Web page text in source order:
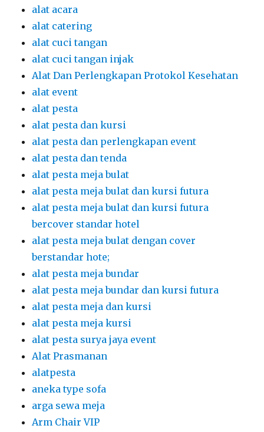
alat acara
alat catering
alat cuci tangan
alat cuci tangan injak
Alat Dan Perlengkapan Protokol Kesehatan
alat event
alat pesta
alat pesta dan kursi
alat pesta dan perlengkapan event
alat pesta dan tenda
alat pesta meja bulat
alat pesta meja bulat dan kursi futura
alat pesta meja bulat dan kursi futura
bercover standar hotel
alat pesta meja bulat dengan cover
berstandar hote;
alat pesta meja bundar
alat pesta meja bundar dan kursi futura
alat pesta meja dan kursi
alat pesta meja kursi
alat pesta surya jaya event
Alat Prasmanan
alatpesta
aneka type sofa
arga sewa meja
Arm Chair VIP